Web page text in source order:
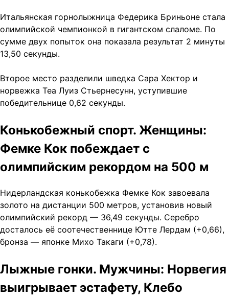
Итальянская горнолыжница Федерика Бриньоне стала
олимпийской чемпионкой в гигантском слаломе. По
сумме двух попыток она показала результат 2 минуты
13,50 секунды.
Второе место разделили шведка Сара Хектор и
норвежка Теа Луиз Стьернесунн, уступившие
победительнице 0,62 секунды.
Конькобежный спорт. Женщины:
Фемке Кок побеждает с
олимпийским рекордом на 500 м
Нидерландская конькобежка Фемке Кок завоевала
золото на дистанции 500 метров, установив новый
олимпийский рекорд — 36,49 секунды. Серебро
досталось её соотечественнице Ютте Лердам (+0,66),
бронза — японке Михо Такаги (+0,78).
Лыжные гонки. Мужчины: Норвегия
выигрывает эстафету, Клебо